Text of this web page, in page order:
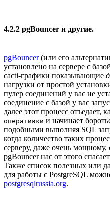
4.2.2 pgBouncer и другие.
pgBouncer(или его
установлено на сервере с
cacti-графики показывающие
нагрузки от простой
пулер соединений у вас не
соединение с базой у вас
далее этот процесс отъедает,
оперативки и начинает
подобными выполняя SQL
когда количество таких
серверу, даже очень мощному,
pgBouncer нас от этого
Также список полезных или
для работы с PostgreSQL
postgresqlrussia.org.